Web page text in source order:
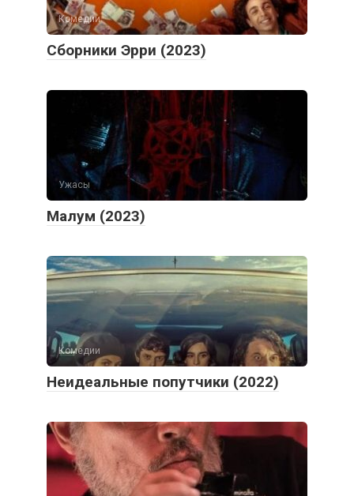
Комедии
Сборники Эрри (2023)
Ужасы
Малум (2023)
Комедии
Неидеальные попутчики (2022)